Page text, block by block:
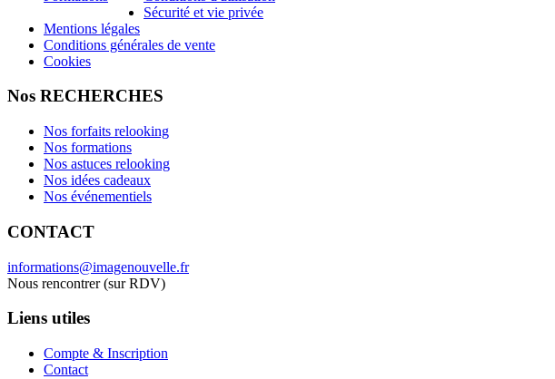
Sécurité et vie privée
Mentions légales
Conditions générales de vente
Cookies
Nos RECHERCHES
Nos forfaits relooking
Nos formations
Nos astuces relooking
Nos idées cadeaux
Nos événementiels
CONTACT
informations@imagenouvelle.fr
Nous rencontrer (sur RDV)
Liens utiles
Compte & Inscription
Contact